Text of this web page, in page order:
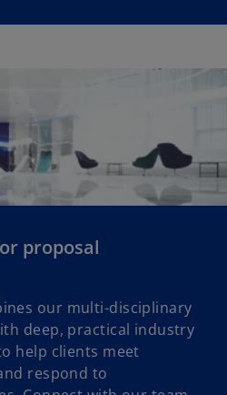
proposal
our multi-disciplinary
deep, practical industry
help clients meet
respond to